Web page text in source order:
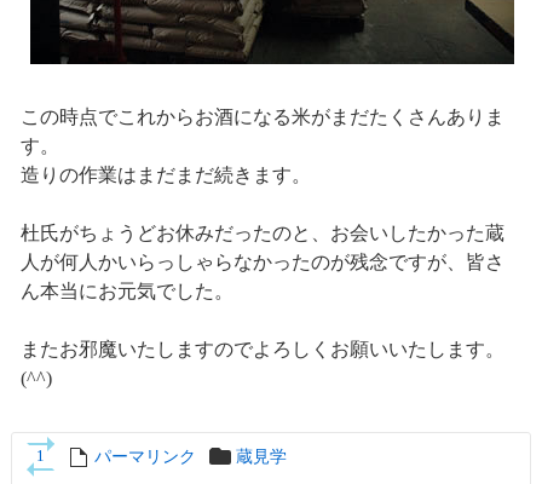
この時点でこれからお酒になる米がまだたくさんありま
す。
造りの作業はまだまだ続きます。
杜氏がちょうどお休みだったのと、お会いしたかった蔵
人が何人かいらっしゃらなかったのが残念ですが、皆さ
ん本当にお元気でした。
またお邪魔いたしますのでよろしくお願いいたします。
(^^)
entry1863トラックバック
1 entry1863
パーマリンク 蔵見学